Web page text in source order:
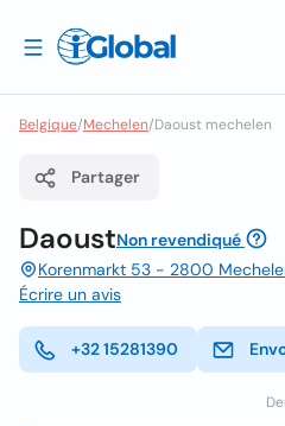
Belgique/Mechelen/Daoust mechelen
Partager
DaoustNon revendiqué
Korenmarkt 53 - 2800
Écrire un avis
+32 15281390